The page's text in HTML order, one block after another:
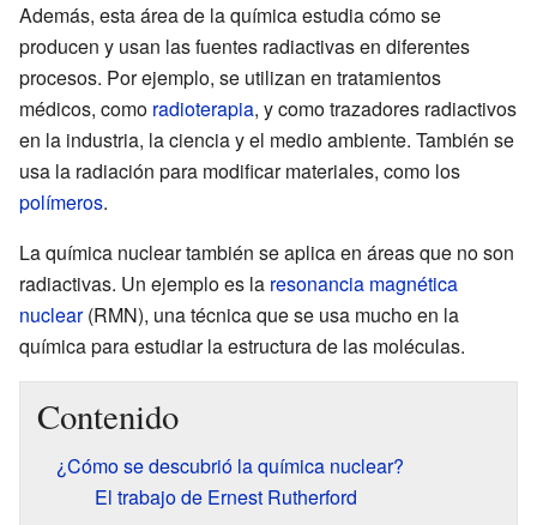
Además, esta área de la química estudia cómo se
producen y usan las fuentes radiactivas en diferentes
procesos. Por ejemplo, se utilizan en tratamientos
médicos, como radioterapia, y como trazadores radiactivos
en la industria, la ciencia y el medio ambiente. También se
usa la radiación para modificar materiales, como los
polímeros.
La química nuclear también se aplica en áreas que no son
radiactivas. Un ejemplo es la resonancia magnética
nuclear(RMN), una técnica que se usa mucho en la
química para estudiar la estructura de las moléculas.
Contenido
¿Cómo se descubrió la química nuclear?
El trabajo de Ernest Rutherford